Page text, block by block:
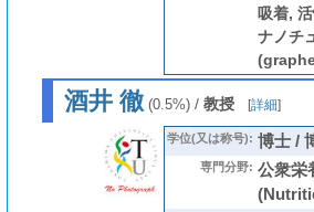
吸着,
ナノチ
酒井 徹(0.5%)/ 教授 [詳細]
学位(又は称号): 博士 /
専門分野: 公衆栄